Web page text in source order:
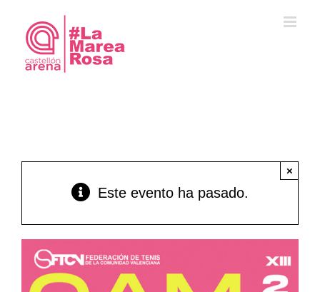
contenido
Este evento ha pasado.
×